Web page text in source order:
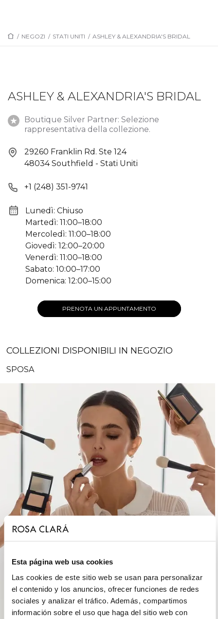
Esta página web usa cookies
Las cookies de este sitio web se usan para personalizar
el contenido y los anuncios, ofrecer funciones de redes
sociales y analizar el tráfico. Además, compartimos
información sobre el uso que haga del sitio web con
/ NEGOZI / STATI UNITI / ASHLEY & ALEXANDRIA'S BRIDAL
ASHLEY & ALEXANDRIA'S BRIDAL
Boutique Silver Partner: Selezione
rappresentativa della collezione.
29260 Franklin Rd. Ste 124
48034 Southfield - Stati Uniti
+1 (248) 351-9741
Lunedì: Chiuso
Martedì: 11:00–18:00
Mercoledì: 11:00–18:00
Giovedì: 12:00–20:00
Venerdì: 11:00–18:00
Sabato: 10:00–17:00
Domenica: 12:00–15:00
PRENOTA UN APPUNTAMENTO
COLLEZIONI DISPONIBILI IN NEGOZIO
SPOSA